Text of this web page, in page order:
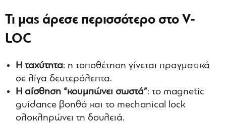
Τι μας άρεσε περισσότερο στο V-
LOC
Η ταχύτητα: η τοποθέτηση γίνεται πραγματικά
σε λίγα δευτερόλεπτα.
Η αίσθηση “κουμπώνει σωστά”: το magnetic
guidance βοηθά και το mechanical lock
ολοκληρώνει τη δουλειά.